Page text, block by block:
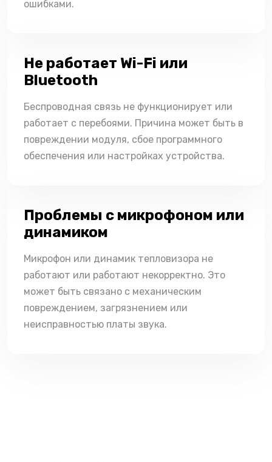
ошибками.
Не работает Wi-Fi или
Bluetooth
Беспроводная связь не функционирует или
работает с перебоями. Причина может быть в
повреждении модуля, сбое программного
обеспечения или настройках устройства.
Проблемы с микрофоном или
динамиком
Микрофон или динамик тепловизора не
работают или работают некорректно. Это
может быть связано с механическим
повреждением, загрязнением или
неисправностью платы звука.